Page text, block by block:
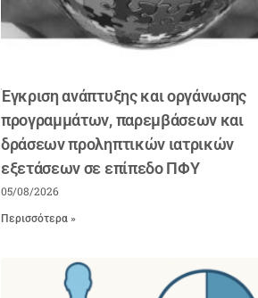
Έγκριση ανάπτυξης και οργάνωσης
προγραμμάτων, παρεμβάσεων και
δράσεων προληπτικών ιατρικών
εξετάσεων σε επίπεδο ΠΦΥ
05/08/2026
Περισσότερα »